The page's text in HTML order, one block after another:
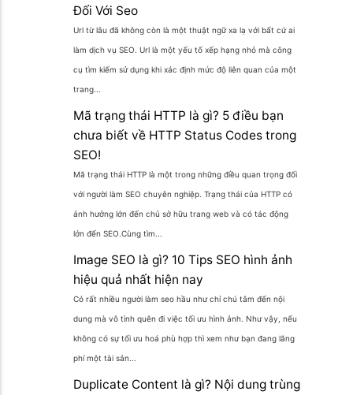
Đối Với Seo
Url từ lâu đã không còn là một thuật ngữ xa lạ với bất cứ ai
làm dịch vụ SEO. Url là một yếu tố xếp hạng nhỏ mà công
cụ tìm kiếm sử dụng khi xác định mức độ liên quan của một
trang...
Mã trạng thái HTTP là gì? 5 điều bạn
chưa biết về HTTP Status Codes trong
SEO!
Mã trạng thái HTTP là một trong những điều quan trọng đối
với người làm SEO chuyên nghiệp. Trạng thái của HTTP có
ảnh hưởng lớn đến chủ sở hữu trang web và có tác động
lớn đến SEO.Cùng tìm...
Image SEO là gì? 10 Tips SEO hình ảnh
hiệu quả nhất hiện nay
Có rất nhiều người làm seo hầu như chỉ chú tâm đến nội
dung mà vô tình quên đi việc tối ưu hình ảnh. Như vậy, nếu
không có sự tối ưu hoá phù hợp thì xem như bạn đang lãng
phí một tài sản...
Duplicate Content là gì? Nội dung trùng